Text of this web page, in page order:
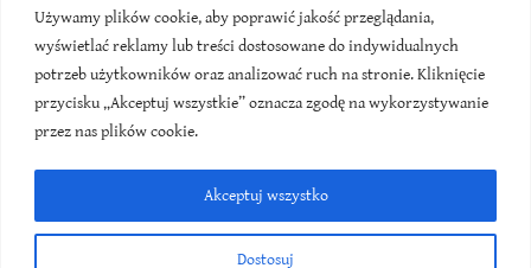
Używamy plików cookie, aby poprawić jakość przeglądania,
wyświetlać reklamy lub treści dostosowane do indywidualnych
potrzeb użytkowników oraz analizować ruch na stronie. Kliknięcie
przycisku „Akceptuj wszystkie” oznacza zgodę na wykorzystywanie
przez nas plików cookie.
Dostosuj
Akceptuj wszystko
2026-06-08
Rekord świata na 1000m - ile, kiedy,
gdzie?
Rekord półmaratonu - w Polsce i na
świecie